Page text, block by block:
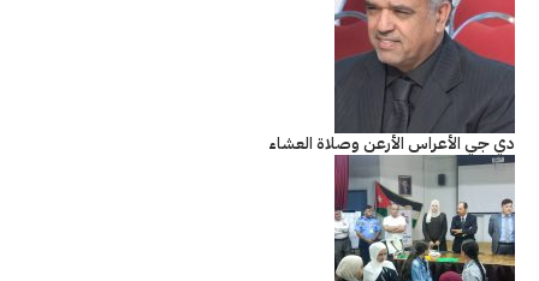
دي جي الأعراس الأرعن وصلاة العشاء